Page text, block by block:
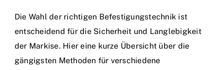
Die Wahl der richtigen Befestigungstechnik ist
entscheidend für die Sicherheit und Langlebigkeit
der Markise. Hier eine kurze Übersicht über die
gängigsten Methoden für verschiedene